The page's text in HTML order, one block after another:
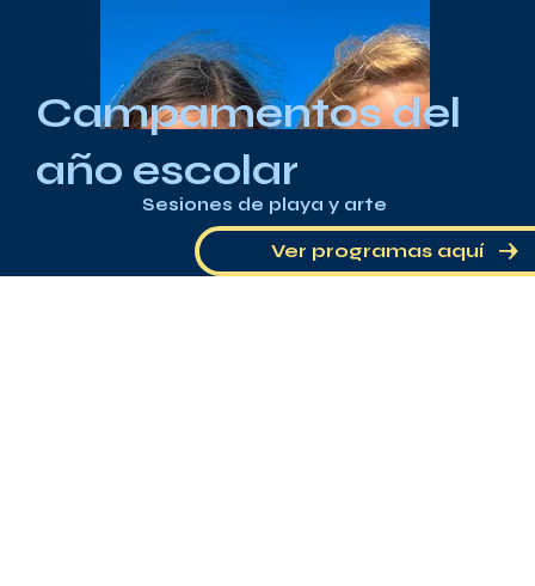
Campamentos del
año escolar
Sesiones de playa y arte
Ver programas aquí